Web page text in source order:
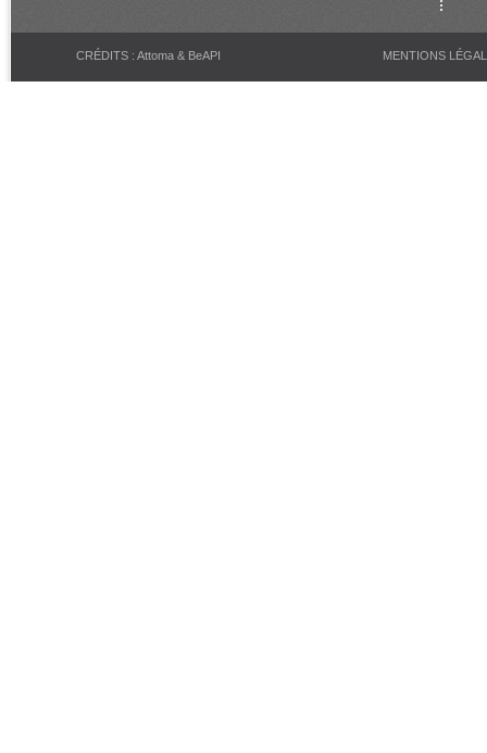
CRÉDITS : Attoma & BeAPI MENTIONS